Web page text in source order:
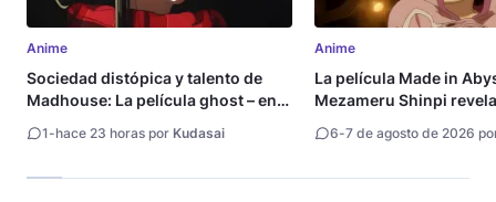
Anime
Sociedad distópica y talento de
Madhouse: La película ghost – end
1-hace 23 horas por Kudasai
Anime
La película Made in
Mezameru Shinpi
6-7 de agosto de 2026